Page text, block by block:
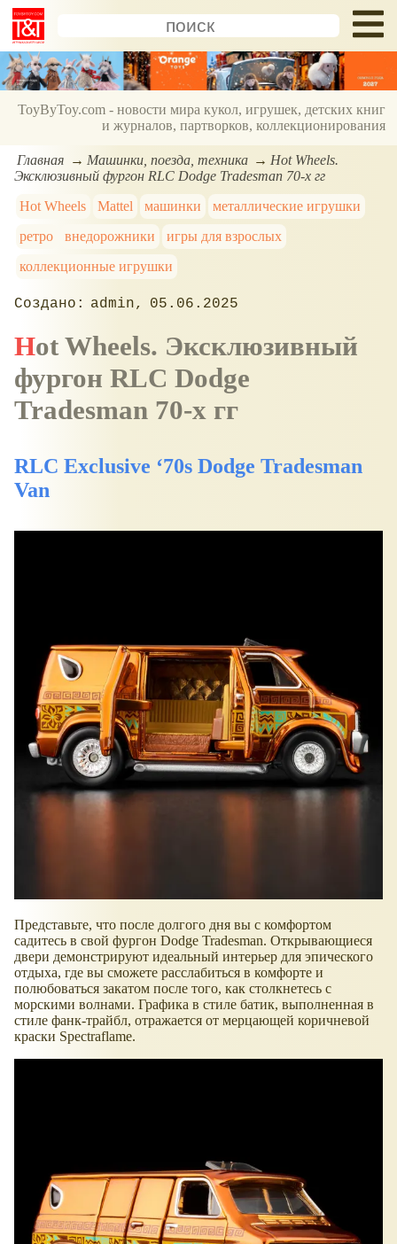
ToyByToy.com - новости мира кукол, игрушек, детских книг
и журналов, партворков, коллекционирования
Главная Машинки, поезда, техника
Hot Wheels.
Эксклюзивный фургон RLC Dodge Tradesman 70-х гг
Hot Wheels
Mattel машинки
металлические игрушки
ретро
внедорожники
игры для взрослых
коллекционные игрушки
admin 05.06.2025
Hot Wheels. Эксклюзивный
фургон RLC Dodge
Tradesman 70-х гг
RLC Exclusive ‘70s Dodge Tradesman
Van
Представьте, что после долгого дня вы с комфортом
садитесь в свой фургон Dodge Tradesman. Открывающиеся
двери демонстрируют идеальный интерьер для эпического
отдыха, где вы сможете расслабиться в комфорте и
полюбоваться закатом после того, как столкнетесь с
морскими волнами. Графика в стиле батик, выполненная в
стиле фанк-трайбл, отражается от мерцающей коричневой
краски Spectraflame.